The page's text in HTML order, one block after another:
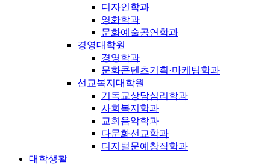
디자인학과
영화학과
문화예술공연학과
경영대학원
경영학과
문화콘텐츠기획·마케팅학과
선교복지대학원
기독교상담심리학과
사회복지학과
교회음악학과
다문화선교학과
디지털문예창작학과
대학생활